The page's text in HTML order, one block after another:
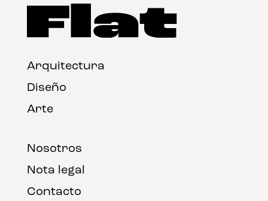
Arquitectura
Diseño
Arte
Nosotros
Nota legal
Contacto